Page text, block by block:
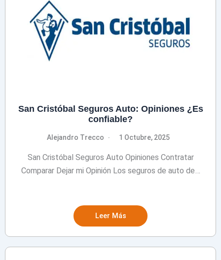
San Cristóbal Seguros Auto: Opiniones ¿Es
confiable?
Alejandro Trecco 1 Octubre, 2025
San Cristóbal Seguros Auto Opiniones Contratar
Comparar Dejar mi Opinión Los seguros de auto de…
Leer Más